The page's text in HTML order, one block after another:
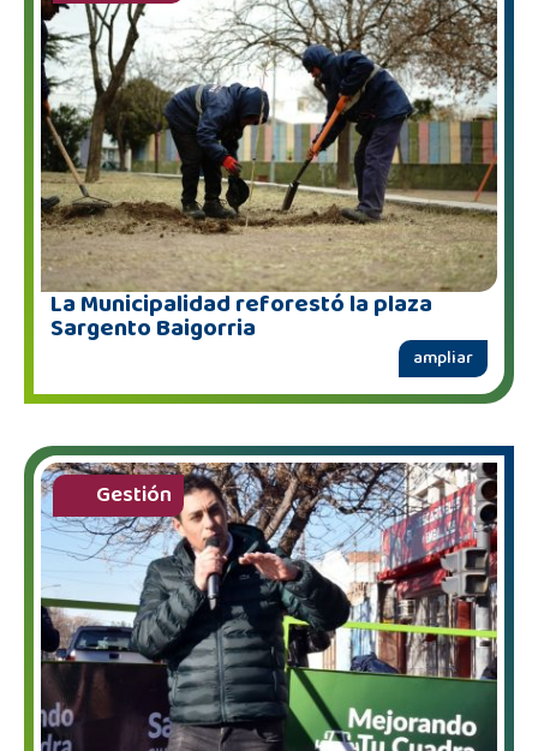
La Municipalidad reforestó la plaza
Sargento Baigorria
ampliar
Gestión